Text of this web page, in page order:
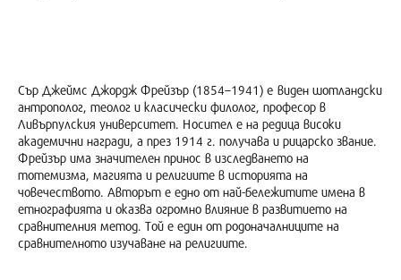
Сър Джеймс Джордж Фрейзър (1854–1941) e виден шотландски
антрополог, теолог и класически филолог, професор в
Ливърпулския университет. Носител е на редица високи
академични награди, а през 1914 г. получава и рицарско звание.
Фрейзър има значителен принос в изследването на
тотемизма, магията и религиите в историята на
човечеството. Авторът е едно от най-бележитите имена в
етнографията и оказва огромно влияние в развитието на
сравнителния метод. Той е един от родоначалниците на
сравнителното изучаване на религиите.